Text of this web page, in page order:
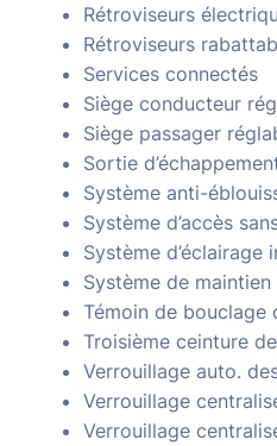
Rétroviseurs
Rétroviseurs
Services connectés
Siège conducteur
Siège passager
Sortie
Système anti-
Système d’accès
Système d’éclairage
Système de
Témoin de bouclage
Troisième ceinture
Verrouillage auto.
Verrouillage
Verrouillage